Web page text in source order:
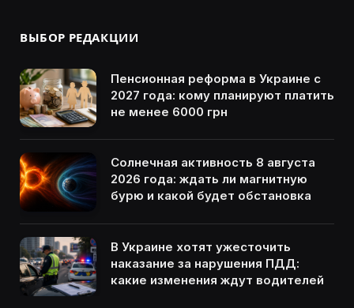
ВЫБОР РЕДАКЦИИ
Пенсионная реформа в Украине с
2027 года: кому планируют платить
не менее 6000 грн
Солнечная активность 8 августа
2026 года: ждать ли магнитную
бурю и какой будет обстановка
В Украине хотят ужесточить
наказание за нарушения ПДД:
какие изменения ждут водителей